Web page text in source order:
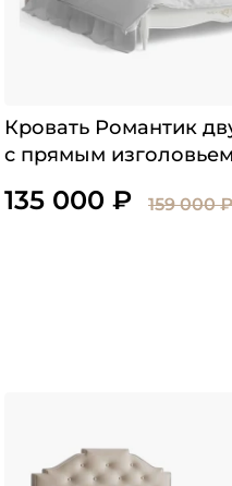
Кровать Романтик
с прямым
135 000 ₽ 159 000 ₽